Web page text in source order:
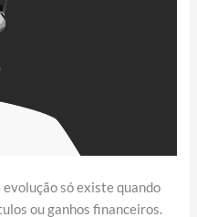
só existe quando
ou ganhos financeiros.